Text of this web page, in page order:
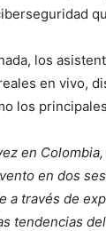
los
en vivo,
los
en
en dos
a través de
tendencias